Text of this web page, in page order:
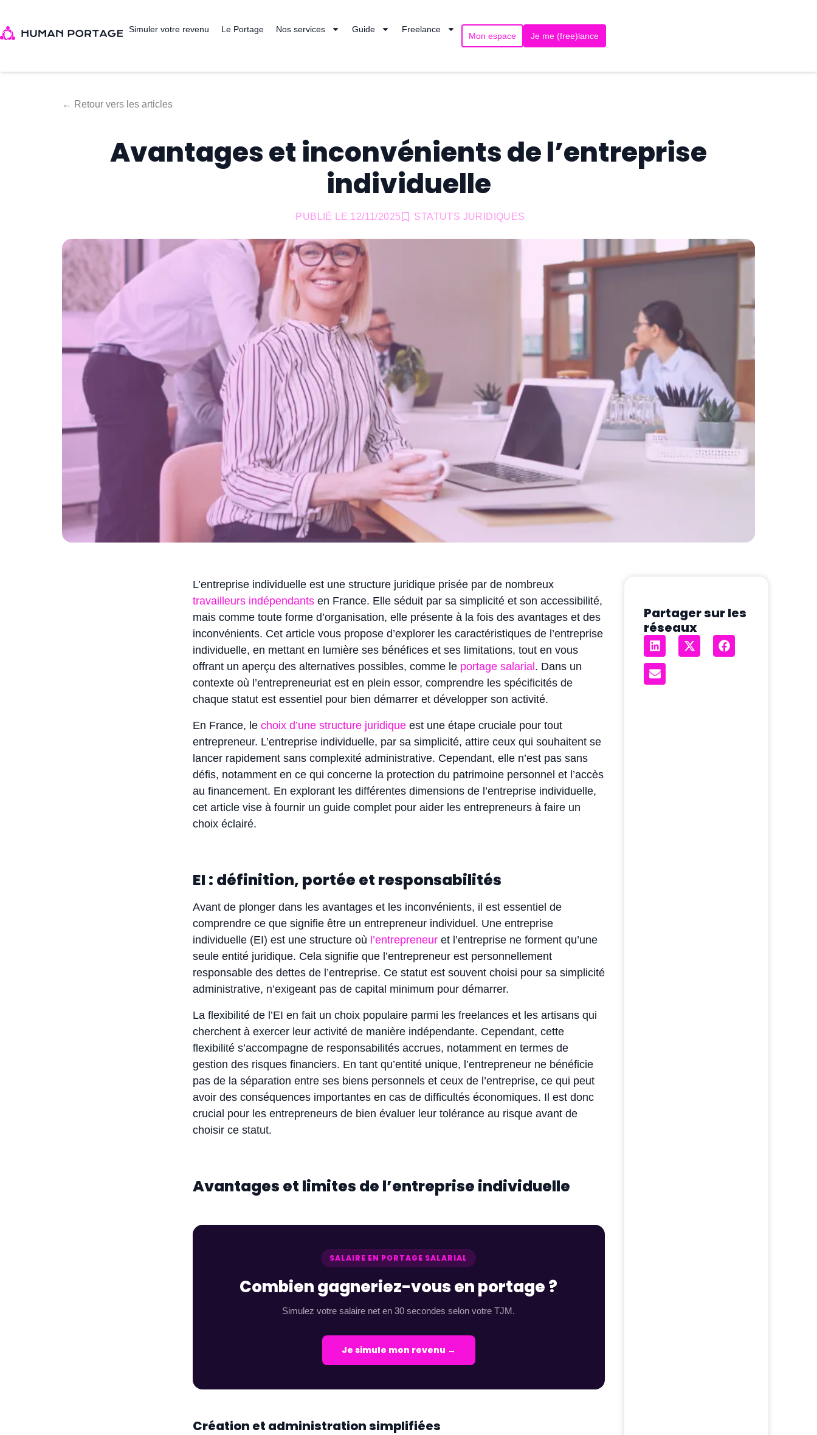
Simuler votre revenu Le Portage Nos services Guide Freelance
Mon espace Je me (free)lance
← Retour vers les articles
Avantages et inconvénients de l’entreprise
individuelle
PUBLIÉ LE 12/11/2025 STATUTS JURIDIQUES
L’entreprise individuelle est une structure juridique prisée par de nombreux
travailleurs indépendantsen France. Elle séduit par sa simplicité et son accessibilité,
mais comme toute forme d’organisation, elle présente à la fois des avantages et des
inconvénients. Cet article vous propose d’explorer les caractéristiques de l’entreprise
individuelle, en mettant en lumière ses bénéfices et ses limitations, tout en vous
offrant un aperçu des alternatives possibles, comme le portage salarial . Dans un
contexte où l’entrepreneuriat est en plein essor, comprendre les spécificités de
chaque statut est essentiel pour bien démarrer et développer son activité.
En France, le choix d’une structure juridiqueest une étape cruciale pour tout
entrepreneur. L’entreprise individuelle, par sa simplicité, attire ceux qui souhaitent se
lancer rapidement sans complexité administrative. Cependant, elle n’est pas sans
défis, notamment en ce qui concerne la protection du patrimoine personnel et l’accès
au financement. En explorant les différentes dimensions de l’entreprise individuelle,
cet article vise à fournir un guide complet pour aider les entrepreneurs à faire un
choix éclairé.
EI : définition, portée et responsabilités
Avant de plonger dans les avantages et les inconvénients, il est essentiel de
comprendre ce que signifie être un entrepreneur individuel. Une entreprise
individuelle (EI) est une structure où l’entrepreneuret l’entreprise ne forment qu’une
seule entité juridique. Cela signifie que l’entrepreneur est personnellement
responsable des dettes de l’entreprise. Ce statut est souvent choisi pour sa simplicité
administrative, n’exigeant pas de capital minimum pour démarrer.
La flexibilité de l’EI en fait un choix populaire parmi les freelances et les artisans qui
cherchent à exercer leur activité de manière indépendante. Cependant, cette
flexibilité s’accompagne de responsabilités accrues, notamment en termes de
gestion des risques financiers. En tant qu’entité unique, l’entrepreneur ne bénéficie
pas de la séparation entre ses biens personnels et ceux de l’entreprise, ce qui peut
avoir des conséquences importantes en cas de difficultés économiques. Il est donc
crucial pour les entrepreneurs de bien évaluer leur tolérance au risque avant de
choisir ce statut.
Avantages et limites de l’entreprise individuelle
SALAIRE EN PORTAGE SALARIAL
Combien gagneriez-vous en portage ?
Simulez votre salaire net en 30 secondes selon votre TJM.
Je simule mon revenu →
Création et administration simplifiées
Partager sur les
réseaux